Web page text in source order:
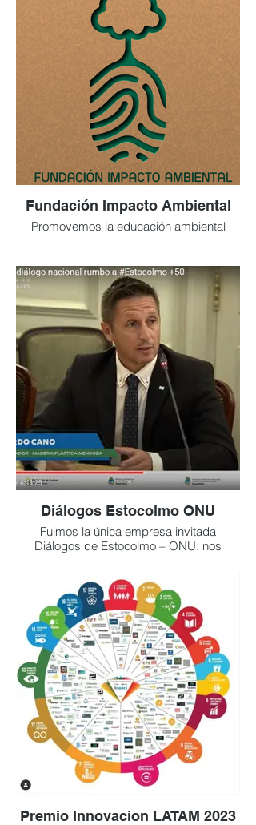
Fundación Impacto Ambiental
Promovemos la educación ambiental
Diálogos Estocolmo ONU
Fuimos la única empresa invitada
Diálogos de Estocolmo – ONU: nos
darle un nuevo destino al plástico. Fue un
espacio para aprender, escuchar y sentir
que nuestro trabajo suma junto a muchas
otras iniciativas que buscan cuidar el
planeta.
Premio Innovacion LATAM 2023